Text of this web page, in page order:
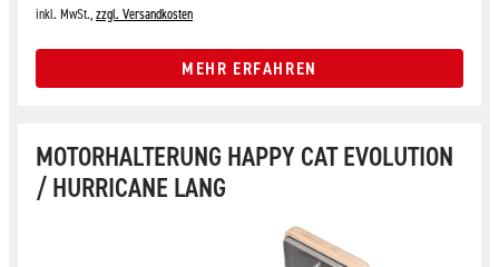
inkl. MwSt.,zzgl. Versandkosten
MEHR ERFAHREN
MOTORHALTERUNG HAPPY CAT EVOLUTION
/ HURRICANE LANG